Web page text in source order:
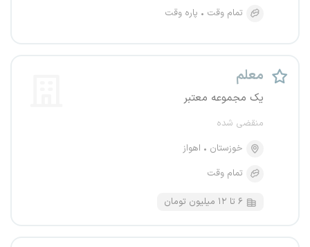
تمام وقت
پاره وقت
معلم
یک مجموعه معتبر
منقضی شده
خوزستان
اهواز
تمام وقت
۶ تا ۱۲ میلیون تومان